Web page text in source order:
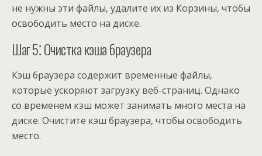
не нужны эти файлы‚ удалите их из Корзины‚ чтобы
освободить место на диске.
Шаг 5⁚ Очистка кэша браузера
Кэш браузера содержит временные файлы‚
которые ускоряют загрузку веб-страниц. Однако
со временем кэш может занимать много места на
диске. Очистите кэш браузера‚ чтобы освободить
место.